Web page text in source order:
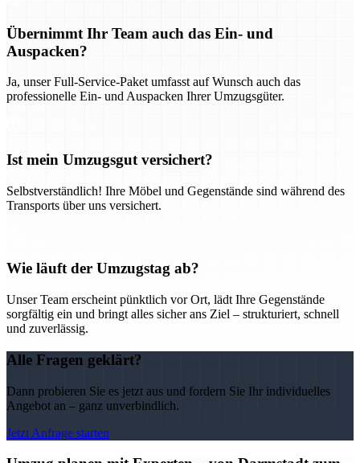
Übernimmt Ihr Team auch das Ein- und
Auspacken?
Ja, unser Full-Service-Paket umfasst auf Wunsch auch das
professionelle Ein- und Auspacken Ihrer Umzugsgüter.
Ist mein Umzugsgut versichert?
Selbstverständlich! Ihre Möbel und Gegenstände sind während des
Transports über uns versichert.
Wie läuft der Umzugstag ab?
Unser Team erscheint pünktlich vor Ort, lädt Ihre Gegenstände
sorgfältig ein und bringt alles sicher ans Ziel – strukturiert, schnell
und zuverlässig.
Alle Fragen geklärt?
Dann probieren Sie es jetzt aus und fordern Sie Ihr individuelles
Angebot an – ganz unverbindlich.
Jetzt Anfrage starten